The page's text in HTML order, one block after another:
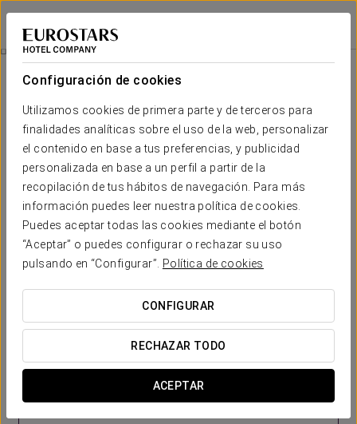
Configuración de cookies
Utilizamos cookies de primera parte y de terceros para
finalidades analíticas sobre el uso de la web, personalizar
el contenido en base a tus preferencias, y publicidad
personalizada en base a un perfil a partir de la
recopilación de tus hábitos de navegación. Para más
información puedes leer nuestra política de cookies.
Puedes aceptar todas las cookies mediante el botón
“Aceptar” o puedes configurar o rechazar su uso
pulsando en “Configurar”.
Política de cookies
CONFIGURAR
RECHAZAR TODO
ACEPTAR
Dorma Saldanha
LISBOA
Habitaciones
Habitaciones
El confort y descanso que necesitas
Las habitaciones delDorma Saldanhason un reflejo de la Lisboa
moderna. Amplias, de estilo actual y con toques de diseño, cada
estancia tiene su personalidad propia.
La variada gama de servicios y comodidades
estancias se adapten a las necesidades de cada tipo de huésped,
tanto los que vienen a la capital portuguesa porturismo
para los que se desplazan pornegocios
Habitaciones